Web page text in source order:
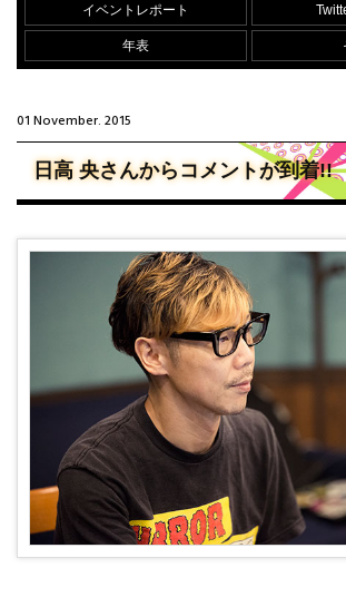
イベントレポート
年表
01 November. 2015
日高 央さんからコメントが到着!!